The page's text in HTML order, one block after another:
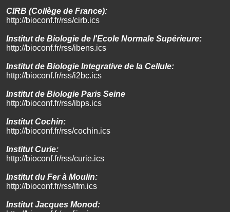
CIRB (Collège de France):
http://bioconf.fr/rss/cirb.ics
Institut de Biologie de l'Ecole Normale Supérieure:
http://bioconf.fr/rss/ibens.ics
Institut de Biologie Integrative de la Cellule:
http://bioconf.fr/rss/i2bc.ics
Institut de Biologie Paris Seine
http://bioconf.fr/rss/ibps.ics
Institut Cochin:
http://bioconf.fr/rss/cochin.ics
Institut Curie:
http://bioconf.fr/rss/curie.ics
Institut du Fer à Moulin:
http://bioconf.fr/rss/ifm.ics
Institut Jacques Monod: